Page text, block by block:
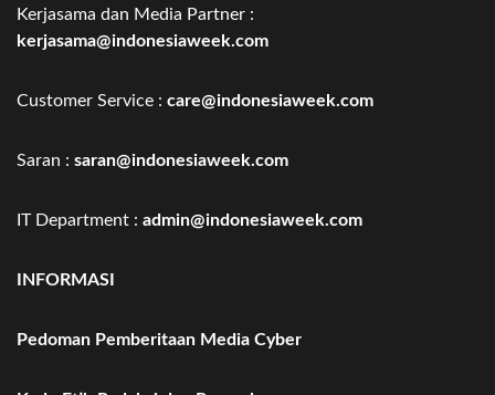
Kerjasama dan Media Partner :
kerjasama@indonesiaweek.com
Customer Service : care@indonesiaweek.com
Saran : saran@indonesiaweek.com
IT Department : admin@indonesiaweek.com
INFORMASI
Pedoman Pemberitaan Media Cyber